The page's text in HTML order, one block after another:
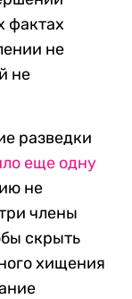
фактах
не
не
разведки
еще одну
не
члены
скрыть
хищения